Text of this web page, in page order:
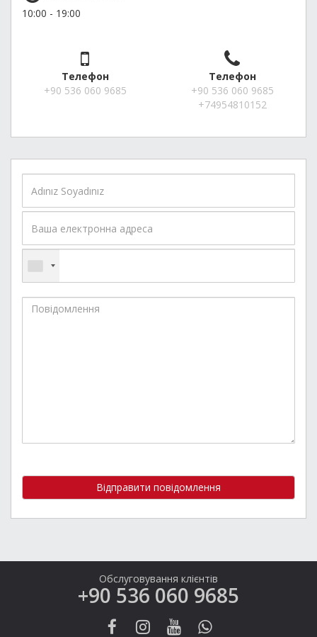
10:00 - 19:00
Телефон
+90 536 060 9685
Телефон
+90 536 060 9685
+74954810152
Відправити повідомлення
Обслуговування клієнтів
+90 536 060 9685